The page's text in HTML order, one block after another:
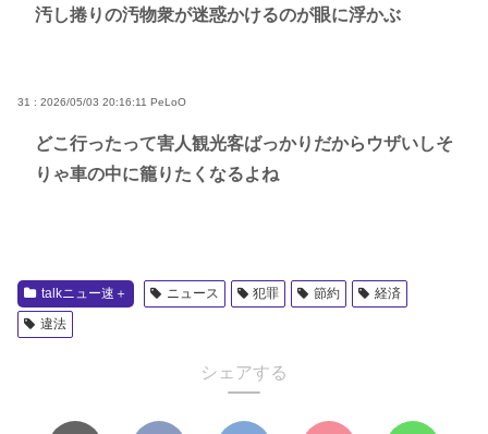
汚し捲りの汚物衆が迷惑かけるのが眼に浮かぶ
31 : 2026/05/03 20:16:11 PeLoO
どこ行ったって害人観光客ばっかりだからウザいしそ
りゃ車の中に籠りたくなるよね
talkニュー速＋ ニュース 犯罪 節約
経済
違法
シェアする